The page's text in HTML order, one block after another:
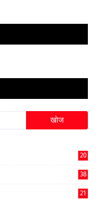
20
38
21